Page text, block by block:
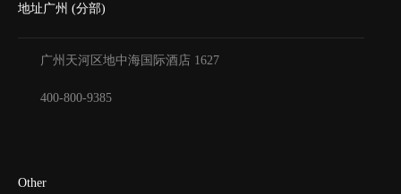
地址广州 (分部)
广州天河区地中海国际酒店 1627
400-800-9385
Other